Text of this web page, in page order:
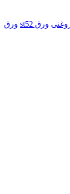
ورق st52
ورق